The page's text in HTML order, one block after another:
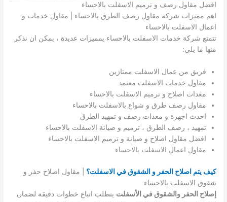
افضل مقاول رصف و ترميم الاسفلت بالاحساء
اهم مميزات شركة مقاول رصف الطرق بالاحساء | مقاول خدمات و
اعمال الاسفلت بالاحساء
تتمتع شركة خدمات الاسفلت بالاحساء يمميزات عديدة ، يمكن ان نذكر
منها ما يلي:
فريق من عمال الاسفلت ممتازين
مقاول خدمات الاسفلت معتمد
معدات اصلاح و ترميم الاسفلت بالاحساء
مقاول رصف طرق و شواع بالاسفلت بالاحساء
احدث اجهزة و معدات رصف و تمهيد الطرق
تمهيد ، رصف الطرق ، ترميم و صيانة الاسفلت بالاحساء
افضل مقاول اصلاح و صيانة و ترميم الاسفلت بالاحساء
مقاول اعمال الاسفلت بالاحساء
كيف يتم اصلاح الحفر و الشقوق في الاسفلت؟ | مقاول اصلاح حفر و
شقوق الاسفلت بالاحساء
إصلاح الحفر والشقوق في الأسفلت يتطلب اتباع خطوات دقيقة لضمان